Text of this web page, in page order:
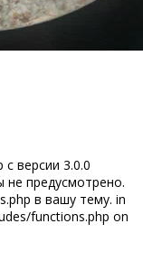
версии 3.0.0
не предусмотрено.
в вашу тему. in
functions.php on